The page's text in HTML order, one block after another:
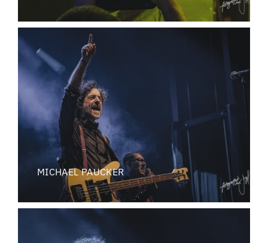
MICHAEL PAUCKER